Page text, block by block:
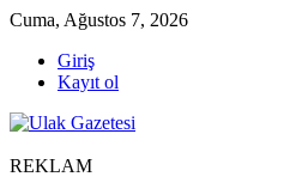
Cuma, Ağustos 7, 2026
Giriş
Kayıt ol
REKLAM